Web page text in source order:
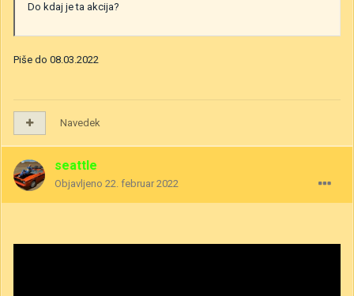
Do kdaj je ta akcija?
Piše do 08.03.2022
Navedek
seattle
Objavljeno 22. februar 2022